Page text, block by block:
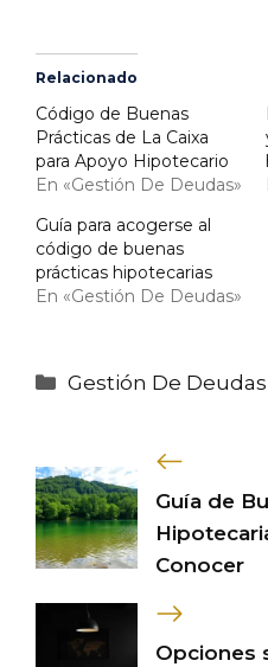
Relacionado
Código de Buenas
Prácticas de La Caixa
para Apoyo Hipotecario
En «Gestión De Deudas»
Guía para acogerse al
código de buenas
prácticas hipotecarias
En «Gestión De Deudas»
Categorías
Gestión De Deudas
Guía de
Conocer
Opciones